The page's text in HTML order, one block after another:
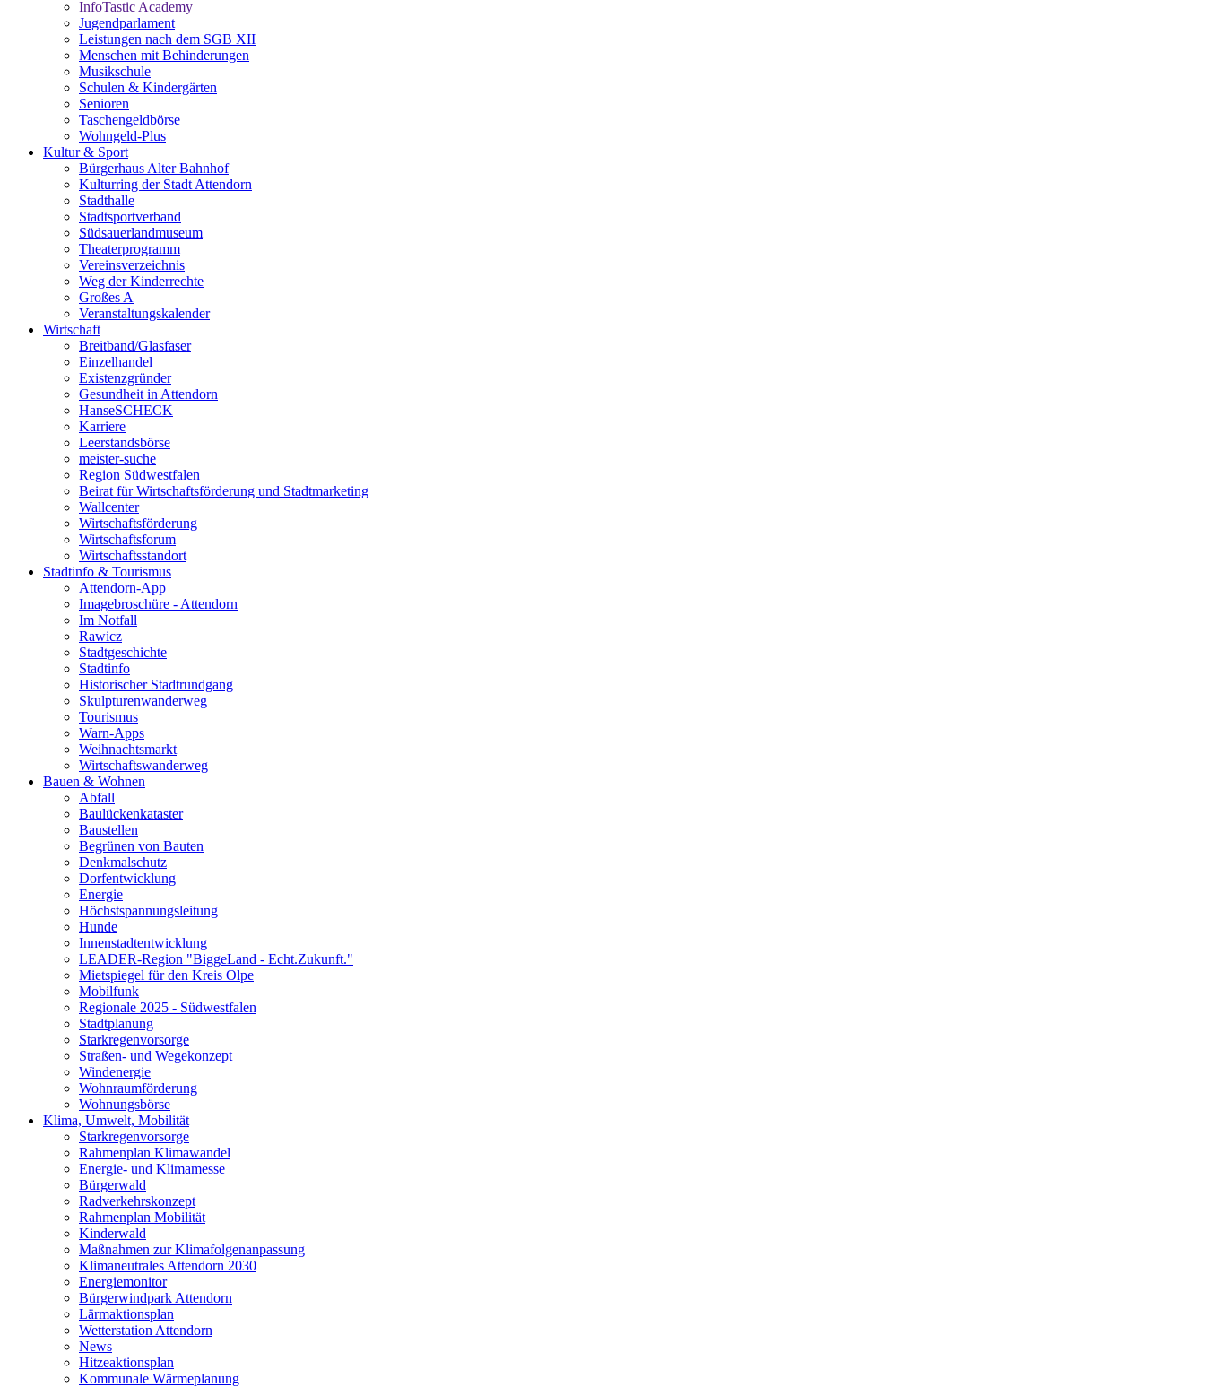
InfoTastic Academy
Jugendparlament
Leistungen nach dem SGB XII
Menschen mit Behinderungen
Musikschule
Schulen & Kindergärten
Senioren
Taschengeldbörse
Wohngeld-Plus
Kultur & Sport
Bürgerhaus Alter Bahnhof
Kulturring der Stadt Attendorn
Stadthalle
Stadtsportverband
Südsauerlandmuseum
Theaterprogramm
Vereinsverzeichnis
Weg der Kinderrechte
Großes A
Veranstaltungskalender
Wirtschaft
Breitband/Glasfaser
Einzelhandel
Existenzgründer
Gesundheit in Attendorn
HanseSCHECK
Karriere
Leerstandsbörse
meister-suche
Region Südwestfalen
Beirat für Wirtschaftsförderung und Stadtmarketing
Wallcenter
Wirtschaftsförderung
Wirtschaftsforum
Wirtschaftsstandort
Stadtinfo & Tourismus
Attendorn-App
Imagebroschüre - Attendorn
Im Notfall
Rawicz
Stadtgeschichte
Stadtinfo
Historischer Stadtrundgang
Skulpturenwanderweg
Tourismus
Warn-Apps
Weihnachtsmarkt
Wirtschaftswanderweg
Bauen & Wohnen
Abfall
Baulückenkataster
Baustellen
Begrünen von Bauten
Denkmalschutz
Dorfentwicklung
Energie
Höchstspannungsleitung
Hunde
Innenstadtentwicklung
LEADER-Region "BiggeLand - Echt.Zukunft."
Mietspiegel für den Kreis Olpe
Mobilfunk
Regionale 2025 - Südwestfalen
Stadtplanung
Starkregenvorsorge
Straßen- und Wegekonzept
Windenergie
Wohnraumförderung
Wohnungsbörse
Klima, Umwelt, Mobilität
Starkregenvorsorge
Rahmenplan Klimawandel
Energie- und Klimamesse
Bürgerwald
Radverkehrskonzept
Rahmenplan Mobilität
Kinderwald
Maßnahmen zur Klimafolgenanpassung
Klimaneutrales Attendorn 2030
Energiemonitor
Bürgerwindpark Attendorn
Lärmaktionsplan
Wetterstation Attendorn
News
Hitzeaktionsplan
Kommunale Wärmeplanung